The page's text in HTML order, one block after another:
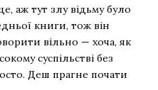
аж тут злу відьму було
книги, тож він
вільно — хоча, як
суспільстві без
Деш прагне почати